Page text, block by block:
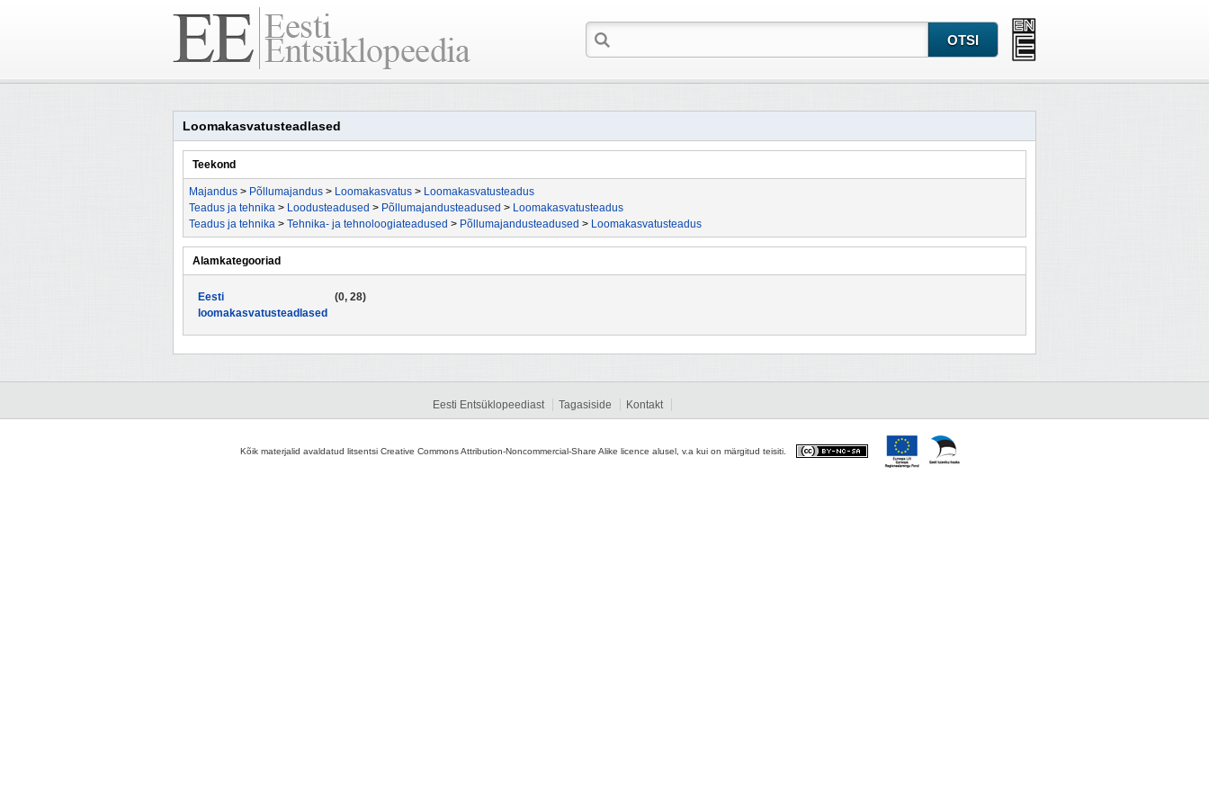
Loomakasvatusteadlased
Teekond
Majandus > Põllumajandus > Loomakasvatus > Loomakasvatusteadus
Teadus ja tehnika > Loodusteadused > Põllumajandusteadused > Loomakasvatusteadus
Teadus ja tehnika > Tehnika- ja tehnoloogiateadused > Põllumajandusteadused > Loomakasvatusteadus
Alamkategooriad
(0, 28)
Eesti
loomakasvatusteadlased
Eesti Entsüklopeediast Tagasiside Kontakt
Kõik materjalid avaldatud litsentsi Creative Commons Attribution-Noncommercial-Share Alike licence alusel, v.a kui on märgitud teisiti.